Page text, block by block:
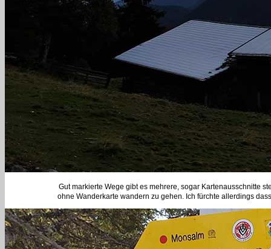
Gut markierte Wege gibt es mehrere, sogar Kartenausschnitte
ohne Wanderkarte wandern zu gehen. Ich fürchte allerdings